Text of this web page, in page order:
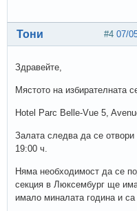
#4 07/
Тони
Здравейте,
Мястото на избирателната
Hotel Parc Belle-Vue 5,
Залата следва да се
19:00 ч.
Няма необходимост да се
секция в Люксембург ще
имало миналата година и